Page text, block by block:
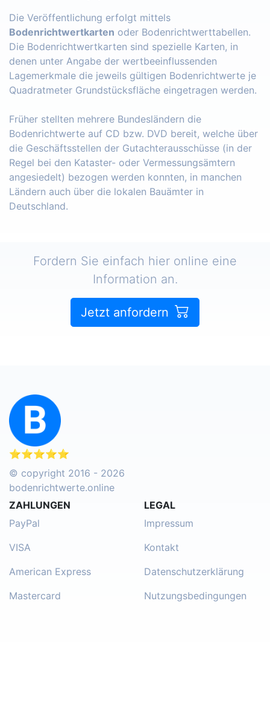
Die Veröffentlichung erfolgt mittels
Bodenrichtwertkarten oder Bodenrichtwerttabellen.
Die Bodenrichtwertkarten sind spezielle Karten, in
denen unter Angabe der wertbeeinflussenden
Lagemerkmale die jeweils gültigen Bodenrichtwerte je
Quadratmeter Grundstücksfläche eingetragen werden.
Früher stellten mehrere Bundesländern die
Bodenrichtwerte auf CD bzw. DVD bereit, welche über
die Geschäftsstellen der Gutachterausschüsse (in der
Regel bei den Kataster- oder Vermessungsämtern
angesiedelt) bezogen werden konnten, in manchen
Ländern auch über die lokalen Bauämter in
Deutschland.
Fordern Sie einfach hier online eine
Information an.
Jetzt anfordern
⭐⭐⭐⭐⭐
© copyright 2016 - 2026
bodenrichtwerte.online
ZAHLUNGEN
PayPal
VISA
American Express
Mastercard
LEGAL
Impressum
Kontakt
Datenschutzerklärung
Nutzungsbedingungen